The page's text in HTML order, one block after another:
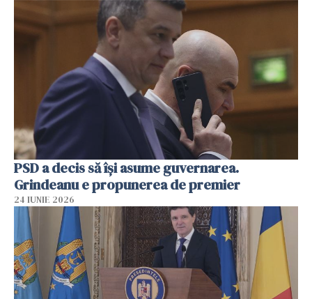
PSD a decis să îşi asume guvernarea.
Grindeanu e propunerea de premier
24 IUNIE 2026